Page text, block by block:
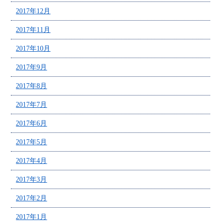
2017年12月
2017年11月
2017年10月
2017年9月
2017年8月
2017年7月
2017年6月
2017年5月
2017年4月
2017年3月
2017年2月
2017年1月